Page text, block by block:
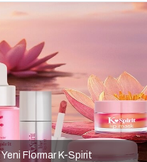
Flormar K-Spirit